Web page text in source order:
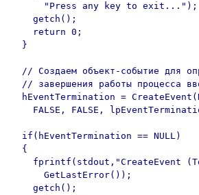
      "Press any key to exit...");
    getch();
    return 0;
  }
// Создаем объект-событие для
// завершения работы процесса
hEventTermination =
FALSE, FALSE,
  if(hEventTermination == NULL)
  {
fprintf(stdout,"CreateEvent
      GetLastError());
    getch();